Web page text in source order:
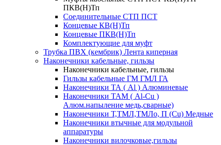
ПКВ(Н)Тп
Соединительные СТП ПСТ
Концевые КВ(Н)Тп
Концевые ПКВ(Н)Тп
Комплектующие для муфт
Трубка ПВХ (кембрик) Лента киперная
Наконечники кабельные, гильзы
Наконечники кабельные, гильзы
Гильзы кабельные ГМ ГМЛ ГА
Наконечники ТА ( Al ) Алюминевые
Наконечники ТАМ ( Al-Cu )
Алюм.напыление медь,сварные)
Наконечники Т,ТМЛ,ТМЛо, П (Cu) Медные
Наконечники втычные для модульной
аппаратуры
Наконечники вилочковые,гильзы